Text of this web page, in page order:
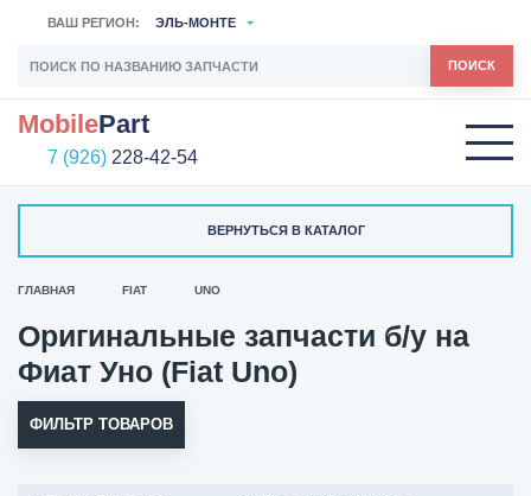
ВАШ РЕГИОН: ЭЛЬ-МОНТЕ
ПОИСК
MobilePart
7 (926) 228-42-54
ВЕРНУТЬСЯ В КАТАЛОГ
ГЛАВНАЯ FIAT UNO
Оригинальные запчасти б/у на
Фиат Уно (Fiat Uno)
ФИЛЬТР ТОВАРОВ